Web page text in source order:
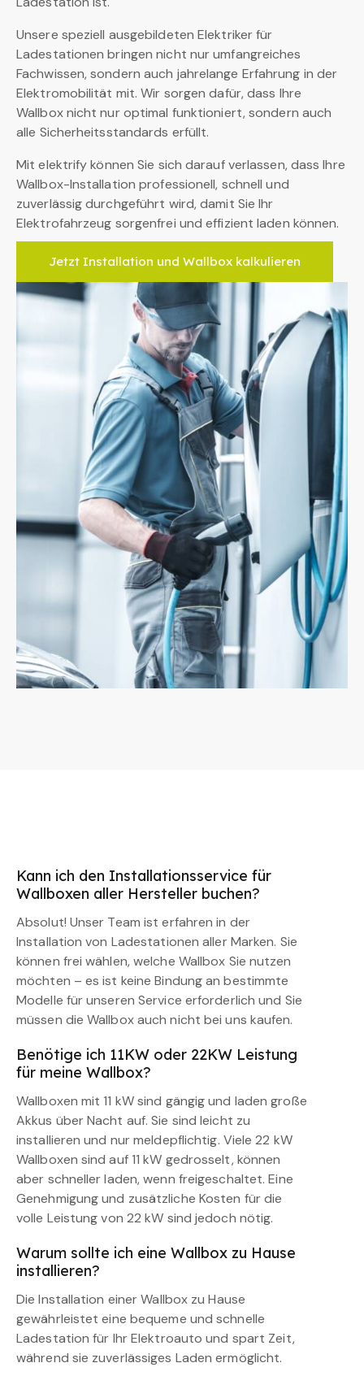
Unsere speziell ausgebildeten Elektriker für
Ladestationen bringen nicht nur umfangreiches
Fachwissen, sondern auch jahrelange Erfahrung in der
Elektromobilität mit. Wir sorgen dafür, dass Ihre
Wallbox nicht nur optimal funktioniert, sondern auch
alle Sicherheitsstandards erfüllt.
Mit elektrify können Sie sich darauf verlassen, dass Ihre
Wallbox-Installation professionell, schnell und
zuverlässig durchgeführt wird, damit Sie Ihr
Elektrofahrzeug sorgenfrei und effizient laden können.
Jetzt Installation und Wallbox kalkulieren
Kann ich den Installationsservice für
Wallboxen aller Hersteller buchen?
Absolut! Unser Team ist erfahren in der
Installation von Ladestationen aller Marken. Sie
können frei wählen, welche Wallbox Sie nutzen
möchten – es ist keine Bindung an bestimmte
Modelle für unseren Service erforderlich und Sie
müssen die Wallbox auch nicht bei uns kaufen.
Benötige ich 11KW oder 22KW Leistung
für meine Wallbox?
Wallboxen mit 11 kW sind gängig und laden große
Akkus über Nacht auf. Sie sind leicht zu
installieren und nur meldepflichtig. Viele 22 kW
Wallboxen sind auf 11 kW gedrosselt, können
aber schneller laden, wenn freigeschaltet. Eine
Genehmigung und zusätzliche Kosten für die
volle Leistung von 22 kW sind jedoch nötig.
Warum sollte ich eine Wallbox zu Hause
installieren?
Die Installation einer Wallbox zu Hause
gewährleistet eine bequeme und schnelle
Ladestation für Ihr Elektroauto und spart Zeit,
während sie zuverlässiges Laden ermöglicht.